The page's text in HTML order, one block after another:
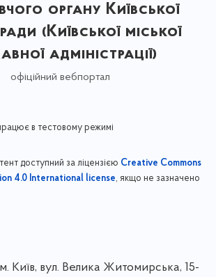
органу Київської
(Київської міської
адміністрації)
офіційний вебпортал
в тестовому режимі
доступний за ліцензією Creative Commons
4.0 International license, якщо не зазначено
Київ, вул. Велика Житомирська, 15-